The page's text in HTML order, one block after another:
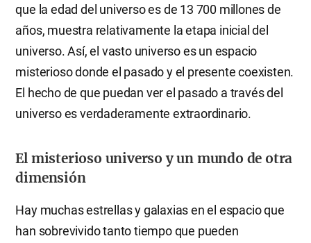
que la edad del universo es de 13 700 millones de
años, muestra relativamente la etapa inicial del
universo. Así, el vasto universo es un espacio
misterioso donde el pasado y el presente coexisten.
El hecho de que puedan ver el pasado a través del
universo es verdaderamente extraordinario.
El misterioso universo y un mundo de otra
dimensión
Hay muchas estrellas y galaxias en el espacio que
han sobrevivido tanto tiempo que pueden